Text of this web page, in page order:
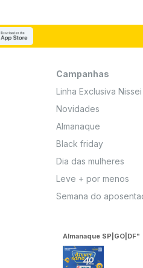
Campanhas
Linha Exclusiva Nissei
Novidades
Almanaque
Black friday
Dia das mulheres
Leve + por menos
Semana do
Almanaque SP|GO|DF"